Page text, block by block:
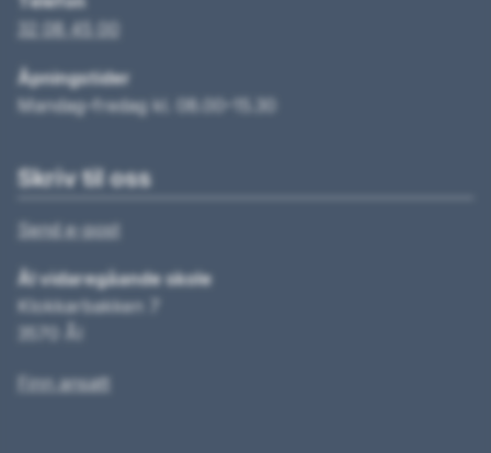
32 08 45 00
Åpningstider
Mandag–fredag kl. 08.00–15.30
Skriv til oss
Send e-post
Ål vidaregåande skole
Klokkarbakken 7
3570 Ål
Finn ansatt